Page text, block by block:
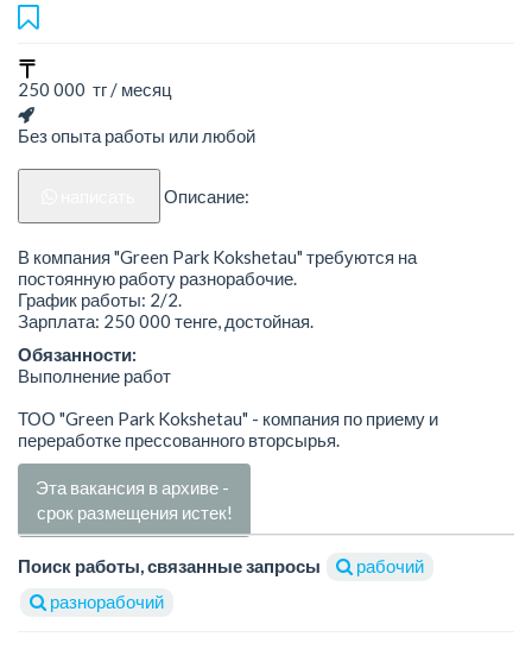
250 000 тг / месяц
Без опыта работы или любой
Описание:
В компания "Green Park Kokshetau" требуются на
постоянную работу разнорабочие.
График работы: 2/2.
Зарплата: 250 000 тенге, достойная.
Обязанности:
Выполнение работ
ТОО "Green Park Kokshetau" - компания по приему и
переработке прессованного вторсырья.
Эта вакансия в архиве -
срок размещения истек!
Поиск работы, связанные запросы
рабочий
разнорабочий